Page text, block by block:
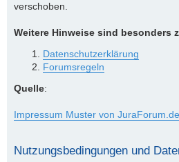
verschoben.
Weitere Hinweise sind besonders
Datenschutzerklärung
Forumsregeln
Quelle:
Impressum Muster von JuraForum.de
Nutzungsbedingungen und